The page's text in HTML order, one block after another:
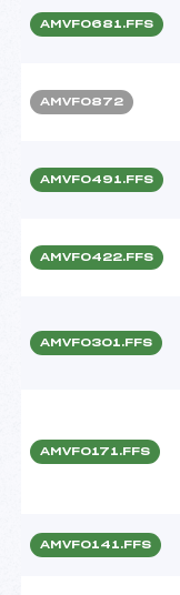
AMVF0681.FFS
AMVF0872
AMVF0491.FFS
AMVF0422.FFS
AMVF0301.FFS
AMVF0171.FFS
AMVF0141.FFS